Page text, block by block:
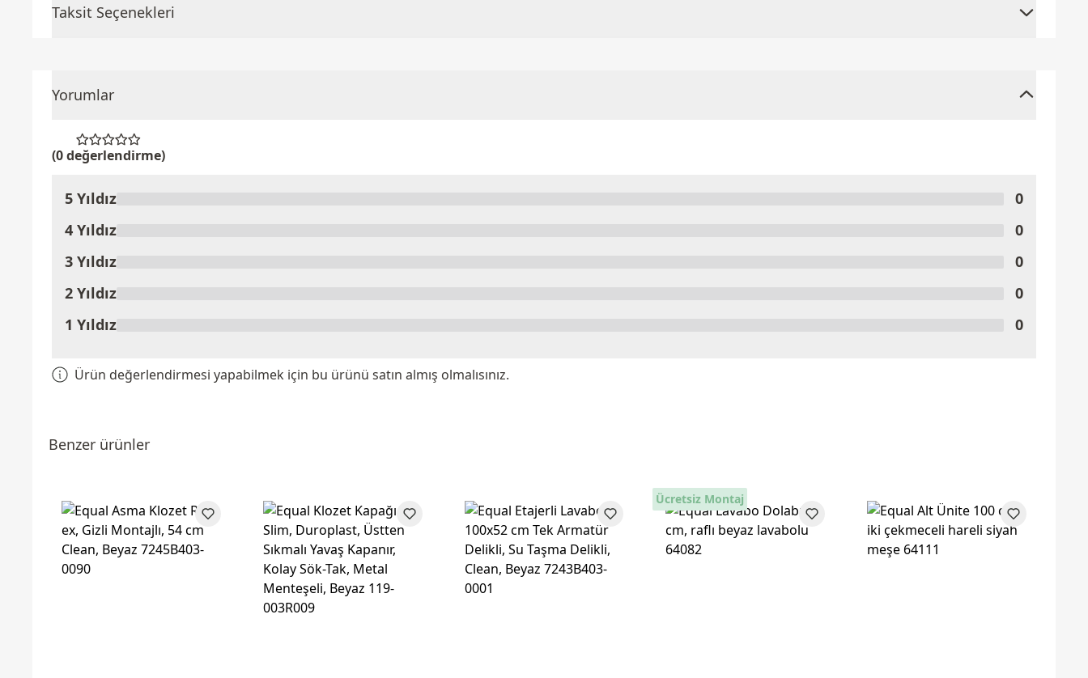
Taksit Seçenekleri
Yorumlar
(0 değerlendirme)
Ürünü Değerlendir
5 Yıldız
0
4 Yıldız
0
3 Yıldız
0
2 Yıldız
0
1 Yıldız
0
Ürün değerlendirmesi yapabilmek için bu ürünü satın almış olmalısınız.
Benzer ürünler
Ücretsiz Montaj